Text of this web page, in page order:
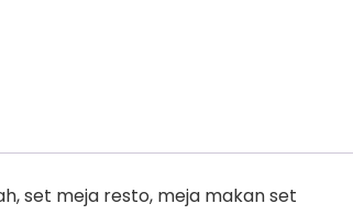
set meja resto, meja makan set